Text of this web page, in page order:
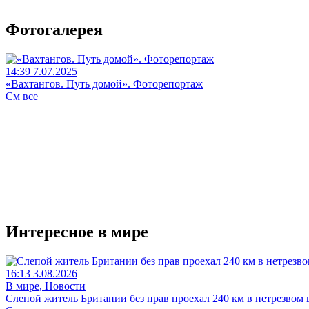
Фотогалерея
14:39 7.07.2025
«Вахтангов. Путь домой». Фоторепортаж
См все
Интересное в мире
16:13 3.08.2026
В мире, Новости
Слепой житель Британии без прав проехал 240 км в нетрезвом